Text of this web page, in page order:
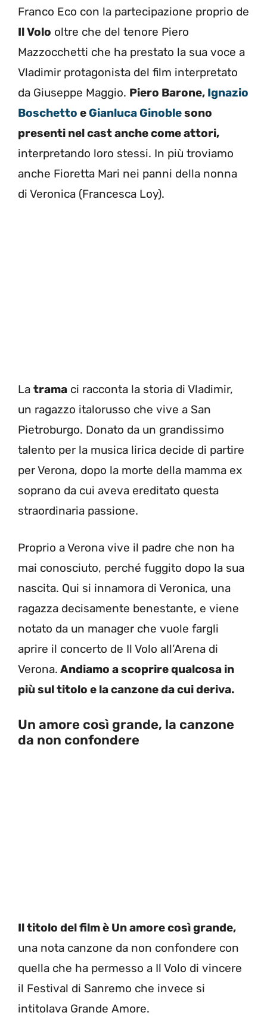
Franco Eco con la partecipazione proprio de
Il Volo oltre che del tenore Piero
Mazzocchetti che ha prestato la sua voce a
Vladimir protagonista del film interpretato
da Giuseppe Maggio. Piero Barone, Ignazio
Boschetto eGianluca Ginoblesono
presenti nel cast anche come attori,
interpretando loro stessi. In più troviamo
anche Fioretta Mari nei panni della nonna
di Veronica (Francesca Loy).
La trama ci racconta la storia di Vladimir,
un ragazzo italorusso che vive a San
Pietroburgo. Donato da un grandissimo
talento per la musica lirica decide di partire
per Verona, dopo la morte della mamma ex
soprano da cui aveva ereditato questa
straordinaria passione.
Proprio a Verona vive il padre che non ha
mai conosciuto, perché fuggito dopo la sua
nascita. Qui si innamora di Veronica, una
ragazza decisamente benestante, e viene
notato da un manager che vuole fargli
aprire il concerto de Il Volo all’Arena di
Verona. Andiamo a scoprire qualcosa in
più sul titolo e la canzone da cui deriva.
Un amore così grande, la canzone
da non confondere
Il titolo del film è Un amore così grande,
una nota canzone da non confondere con
quella che ha permesso a Il Volo di vincere
il Festival di Sanremo che invece si
intitolava Grande Amore.